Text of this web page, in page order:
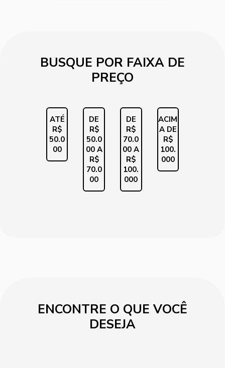
BUSQUE POR FAIXA DE
PREÇO
ATÉ
R$
50.0
00
DE
R$
50.0
00 A
R$
70.0
00
DE
R$
70.0
00 A
R$
100.
000
ACIM
A DE
R$
100.
000
ENCONTRE O QUE VOCÊ
DESEJA